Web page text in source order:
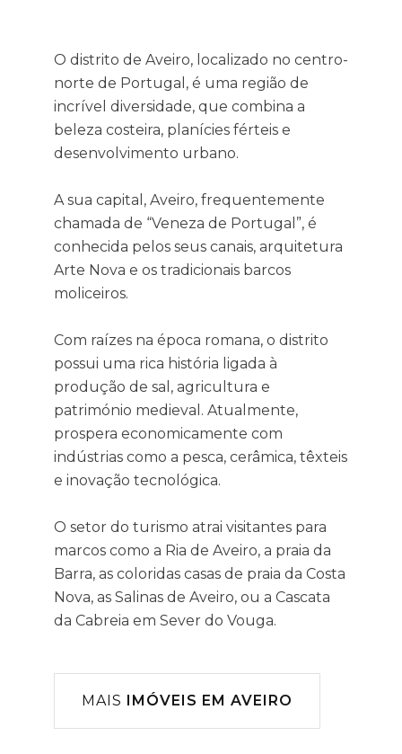
O distrito de Aveiro, localizado no centro-
norte de Portugal, é uma região de
incrível diversidade, que combina a
beleza costeira, planícies férteis e
desenvolvimento urbano.
A sua capital, Aveiro, frequentemente
chamada de “Veneza de Portugal”, é
conhecida pelos seus canais, arquitetura
Arte Nova e os tradicionais barcos
moliceiros.
Com raízes na época romana, o distrito
possui uma rica história ligada à
produção de sal, agricultura e
património medieval. Atualmente,
prospera economicamente com
indústrias como a pesca, cerâmica, têxteis
e inovação tecnológica.
O setor do turismo atrai visitantes para
marcos como a Ria de Aveiro, a praia da
Barra, as coloridas casas de praia da Costa
Nova, as Salinas de Aveiro, ou a Cascata
da Cabreia em Sever do Vouga.
MAIS IMÓVEIS EM AVEIRO